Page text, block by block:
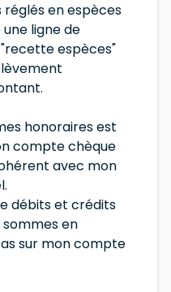
réglés en espèces
ligne de
espèces"
honoraires est
compte chèque
avec mon
débits et crédits
sommes en
sur mon compte